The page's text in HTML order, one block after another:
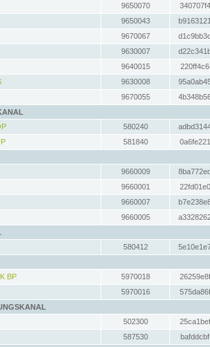
9650070
9650043
9670067
9630007
9640015
9630008
9670055
580240
581840
9660009
9660001
9660007
9660005
580412
BP
5970018
5970016
502300
587530